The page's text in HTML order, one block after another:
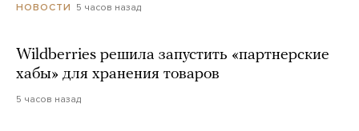
НОВОСТИ 5 часов назад
Wildberries решила запустить «партнерские
хабы» для хранения товаров
5 часов назад